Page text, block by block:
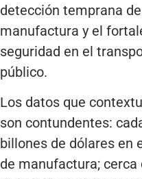
detección temprana
manufactura y el
seguridad en el
público.
Los datos que
son contundentes:
billones de dólares en
de manufactura; cerca